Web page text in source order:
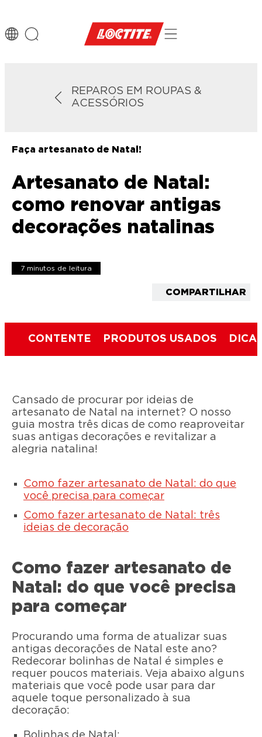
REPAROS EM ROUPAS &
ACESSÓRIOS
Faça artesanato de Natal!
Artesanato de Natal:
como renovar antigas
decorações natalinas
7 minutos de leitura
COMPARTILHAR
CONTENTE PRODUTOS USADOS DICA
Cansado de procurar por ideias de
artesanato de Natal na internet? O nosso
guia mostra três dicas de como reaproveitar
suas antigas decorações e revitalizar a
alegria natalina!
Como fazer artesanato de Natal: do que
você precisa para começar
Como fazer artesanato de Natal: três
ideias de decoração
Como fazer artesanato de
Natal: do que você precisa
para começar
Procurando uma forma de atualizar suas
antigas decorações de Natal este ano?
Redecorar bolinhas de Natal é simples e
requer poucos materiais. Veja abaixo alguns
materiais que você pode usar para dar
aquele toque personalizado à sua
decoração: